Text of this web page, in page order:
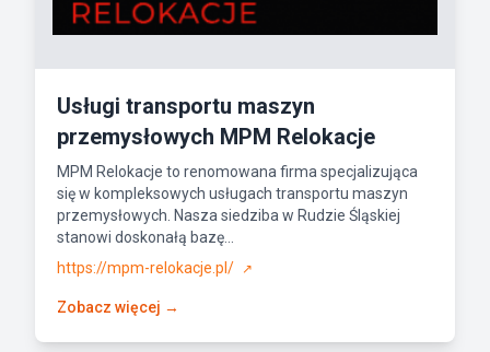
Usługi transportu maszyn
przemysłowych MPM Relokacje
MPM Relokacje to renomowana firma specjalizująca
się w kompleksowych usługach transportu maszyn
przemysłowych. Nasza siedziba w Rudzie Śląskiej
stanowi doskonałą bazę...
https://mpm-relokacje.pl/
↗
Zobacz więcej →